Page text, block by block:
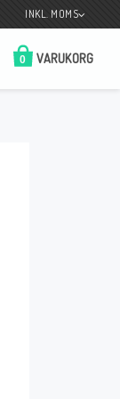
INKL. MOMS
VARUKORG
0